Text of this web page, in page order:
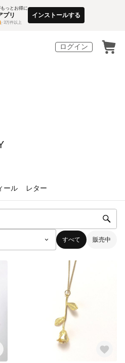
っとお得に
プリ
3万件以上
インストールする
ログイン
ール レター
すべて 販売中